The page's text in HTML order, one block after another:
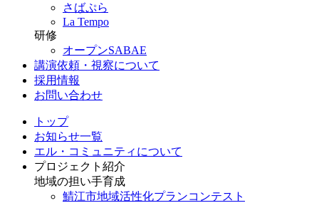
さばぷら
La Tempo
研修
オープンSABAE
講演依頼・視察について
採用情報
お問い合わせ
トップ
お知らせ一覧
エル・コミュニティについて
プロジェクト紹介
地域の担い手育成
鯖江市地域活性化プランコンテスト